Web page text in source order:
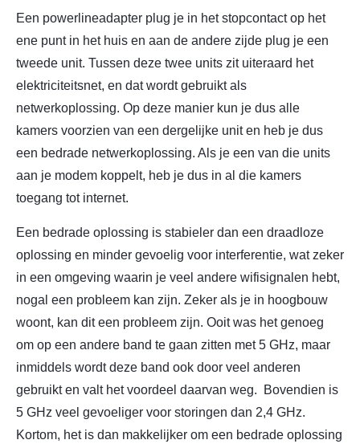
Een powerlineadapter plug je in het stopcontact op het
ene punt in het huis en aan de andere zijde plug je een
tweede unit. Tussen deze twee units zit uiteraard het
elektriciteitsnet, en dat wordt gebruikt als
netwerkoplossing. Op deze manier kun je dus alle
kamers voorzien van een dergelijke unit en heb je dus
een bedrade netwerkoplossing. Als je een van die units
aan je modem koppelt, heb je dus in al die kamers
toegang tot internet.
Een bedrade oplossing is stabieler dan een draadloze
oplossing en minder gevoelig voor interferentie, wat zeker
in een omgeving waarin je veel andere wifisignalen hebt,
nogal een probleem kan zijn. Zeker als je in hoogbouw
woont, kan dit een probleem zijn. Ooit was het genoeg
om op een andere band te gaan zitten met 5 GHz, maar
inmiddels wordt deze band ook door veel anderen
gebruikt en valt het voordeel daarvan weg. Bovendien is
5 GHz veel gevoeliger voor storingen dan 2,4 GHz.
Kortom, het is dan makkelijker om een bedrade oplossing